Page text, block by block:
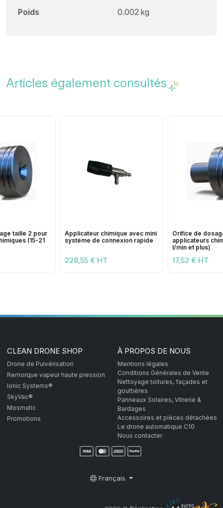
Poids
0.002 kg
Articles également consultés
taille 2 pour
(15-21
Applicateur chimique avec mini
système de connexion rapide
228,55 € HT
Orifice de
applicateurs
l/min et plus)
17,52 € HT
CLEAN DRONE SHOP
Drone de Pulvérisation
Remorque vapeur haute pression
Ionic Systems®
SkyVac®
Mosmatic
Promotions
À PROPOS DE NOUS
Mentions légales
Conditions Générales de Vente
Nettoyage toitures, façades et
gouttières
Panneaux Solaires, Vitrerie &
Bardages
Accessoires et pièces détachées
Le drone automatique C10
Nous contacter
Français